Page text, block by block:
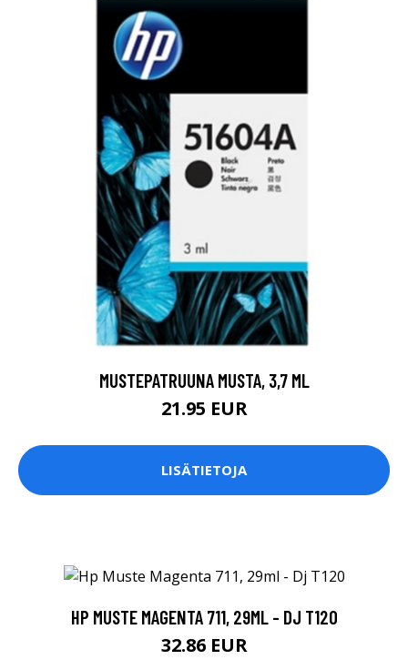
MUSTEPATRUUNA MUSTA, 3,7 ML
21.95 EUR
LISÄTIETOJA
HP MUSTE MAGENTA 711, 29ML - DJ T120
32.86 EUR